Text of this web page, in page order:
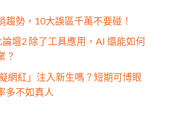
趨勢，10大誤區千萬不要碰！
論壇2 除了工具應用，AI 還能如何
？
網紅」注入新生嗎？短期可博眼
多不如真人